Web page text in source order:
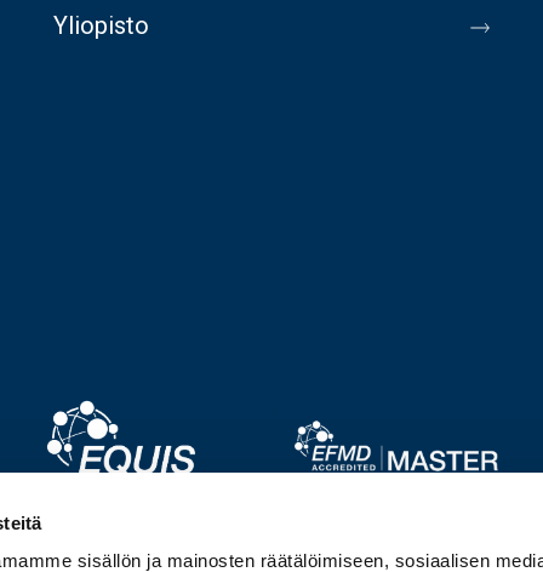
sisällön ja mainosten räätälöimiseen, sosiaalisen
Yliopisto
Image
Image